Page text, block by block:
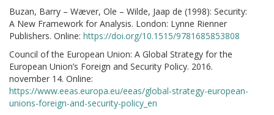
Buzan, Barry – Wæver, Ole – Wilde, Jaap de (1998): Security:
A New Framework for Analysis. London: Lynne Rienner
Publishers. Online: https://doi.org/10.1515/9781685853808
Council of the European Union: A Global Strategy for the
European Union’s Foreign and Security Policy. 2016.
november 14. Online:
https://www.eeas.europa.eu/eeas/global-strategy-european-
unions-foreign-and-security-policy_en